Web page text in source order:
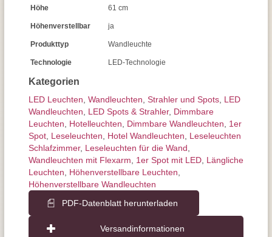
Kategorien
LED Leuchten Wand­leuchten Strahler und Spots LED
Wandleuchten
LED Spots & Strahler, Dimmbare
Leuchten
Hotelleuchten Dimmbare Wandleuchten
1er
Spot Leseleuchten Hotel Wandleuchten
Leseleuchten
Schlafzimmer, Leseleuchten für die Wand
Wandleuchten mit Flexarm
1er Spot mit LED Längliche
Leuchten
Höhenverstellbare Leuchten
Höhenverstellbare Wandleuchten
PDF-Datenblatt herunterladen
Versandinformationen
Höhe 61 cm
Höhenverstellbar ja
Produkttyp Wandleuchte
Technologie LED-Technologie